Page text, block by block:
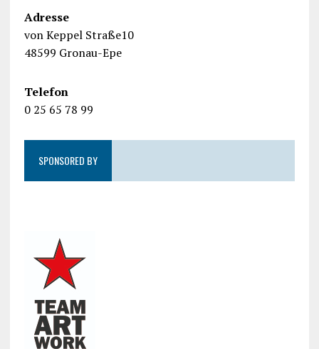
Adresse
von Keppel Straße10
48599 Gronau-Epe
Telefon
0 25 65 78 99
SPONSORED BY